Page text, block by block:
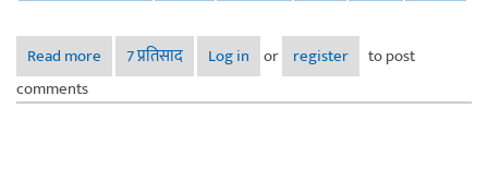
Read more about प्रौढत्व - Maturity
7 प्रतिसाद Log in or register
to post
comments